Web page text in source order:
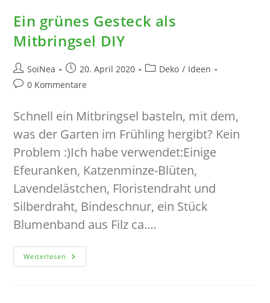
Ein grünes Gesteck als
Mitbringsel DIY
Beitrags-
Autor:
SoiNea
Beitrag
veröffentlicht:
20. April 2020
Beitrags-
Deko / Ideen
Beitrags-
0 Kommentare
Schnell ein Mitbringsel basteln, mit dem,
was der Garten im Frühling hergibt? Kein
Problem :)Ich habe verwendet:Einige
Efeuranken, Katzenminze-Blüten,
Lavendelästchen, Floristendraht und
Silberdraht, Bindeschnur, ein Stück
Blumenband aus Filz ca.…
Weiterlesen Ein
Grünes